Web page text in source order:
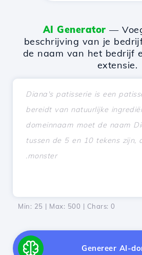
AI Generator —
beschrijving van je
de naam van het bedrijf
extensie.
Min: 25 | Max: 500 | Chars: 0
Genereer AI-